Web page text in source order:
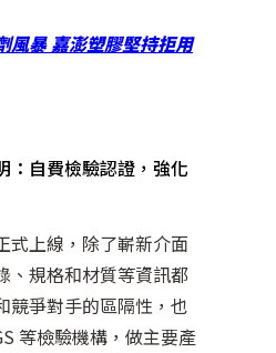
風暴 嘉澎塑膠堅持拒用
：自費檢驗認證，強化
式上線，除了嶄新介面
、規格和材質等資訊都
競爭對手的區隔性，也
等檢驗機構，做主要產